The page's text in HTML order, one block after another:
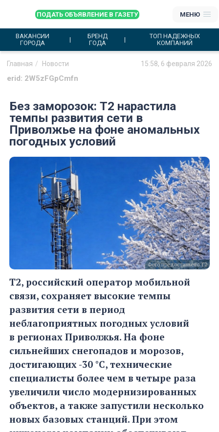
ПОДАТЬ ОБЪЯВЛЕНИЕ В ГАЗЕТУ МЕНЮ
ВАКАНСИИ
ГОРОДА
БРЕНД
ГОДА
ТОП НАДЕЖНЫХ
КОМПАНИЙ
Главная Новости 15:58, 6 февраля 2026
erid: 2W5zFGpCmfn
Без заморозок: Т2 нарастила
темпы развития сети в
Приволжье на фоне аномальных
погодных условий
Фото предоставлено Т2
Т2, российский оператор мобильной
связи, сохраняет высокие темпы
развития сети в период
неблагоприятных погодных условий
в регионах Приволжья. На фоне
сильнейших снегопадов и морозов,
достигающих -30 °C, технические
специалисты более чем в четыре раза
увеличили число модернизированных
объектов, а также запустили несколько
новых базовых станций. При этом